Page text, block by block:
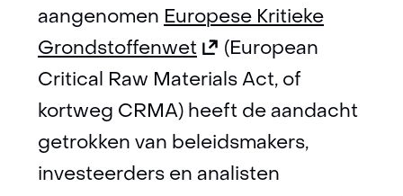
aangenomen Europese Kritieke
Grondstoffenwet(opent
in
nieuw
venster)
(verwijst
(European
Critical Raw Materials Act, of
kortweg CRMA) heeft de aandacht
getrokken van beleidsmakers,
investeerders en analisten